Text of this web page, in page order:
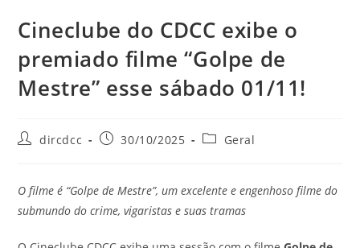
Cineclube do CDCC exibe o
premiado filme “Golpe de
Mestre” esse sábado 01/11!
dircdcc 30/10/2025 Geral
O filme é “Golpe de Mestre”, um excelente e engenhoso filme do
submundo do crime, vigaristas e suas tramas